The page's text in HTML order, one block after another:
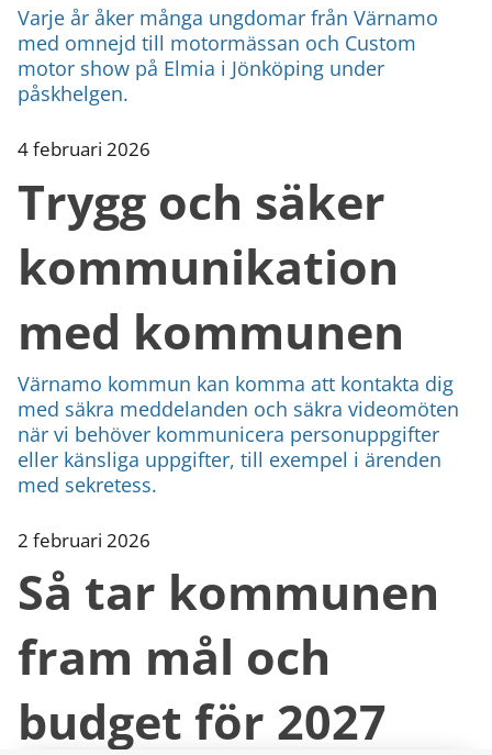
Varje år åker många ungdomar från Värnamo
med omnejd till motormässan och Custom
motor show på Elmia i Jönköping under
påskhelgen.
4 februari 2026
Trygg och säker
kommunikation
med kommunen
Värnamo kommun kan komma att kontakta dig
med säkra meddelanden och säkra videomöten
när vi behöver kommunicera personuppgifter
eller känsliga uppgifter, till exempel i ärenden
med sekretess.
2 februari 2026
Så tar kommunen
fram mål och
budget för 2027